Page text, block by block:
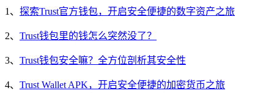
1、 探索Trust官方钱包，开启安全便捷的数字资产之旅
2、 Trust钱包里的钱怎么突然没了？
3、 Trust钱包安全嘛？全方位剖析其安全性
4、 Trust Wallet APK，开启安全便捷的加密货币之旅